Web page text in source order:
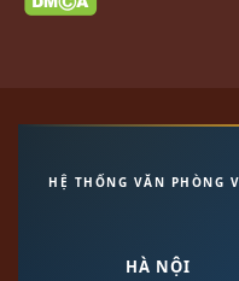
HỆ THỐNG VĂN PHÒNG
HÀ NỘI